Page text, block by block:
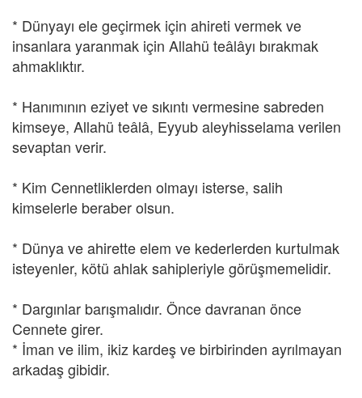
* Dünyayı ele geçirmek için ahireti vermek ve
insanlara yaranmak için Allahü teâlâyı bırakmak
ahmaklıktır.
* Hanımının eziyet ve sıkıntı vermesine sabreden
kimseye, Allahü teâlâ, Eyyub aleyhisselama verilen
sevaptan verir.
* Kim Cennetliklerden olmayı isterse, salih
kimselerle beraber olsun.
* Dünya ve ahirette elem ve kederlerden kurtulmak
isteyenler, kötü ahlak sahipleriyle görüşmemelidir.
* Dargınlar barışmalıdır. Önce davranan önce
Cennete girer.
* İman ve ilim, ikiz kardeş ve birbirinden ayrılmayan
arkadaş gibidir.